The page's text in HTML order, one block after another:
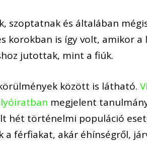
szoptatnak és általában
korokban is így volt, amikor a
jutottak, mint a fiúk.
között is látható.
megjelent
hét történelmi populáció
férfiakat, akár éhínségről,